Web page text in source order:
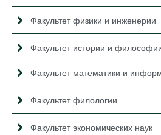
Факультет физики и инженерии
Факультет истории и
Факультет математики и
Факультет филологии
Факультет экономических наук